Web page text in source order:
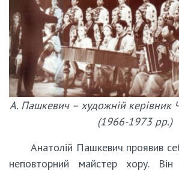
А. Пашкевич – художній керівник
(1966-1973 рр.)
Анатолій Пашкевич проявив
неповторний майстер хору. Він